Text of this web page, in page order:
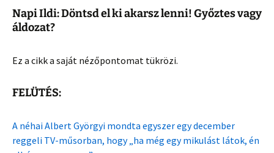
Napi Ildi: Döntsd el ki akarsz lenni! Győztes vagy
áldozat?
Ez a cikk a saját nézőpontomat tükrözi.
FELÜTÉS:
A néhai Albert Györgyi mondta egyszer egy december
reggeli TV-műsorban, hogy „ha még egy mikulást látok, én